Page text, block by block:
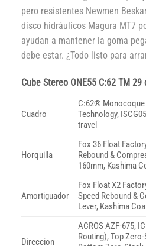
pero resistentes Newmen
disco hidráulicos Magura MT7
ayudan a mantener la goma
debe estar. ¿Todo listo para
Cube Stereo ONE55 C:62 TM 29
Cuadro
C:62® Monocoque
Technology,
travel
Horquilla
Fox 36 Float
Rebound &
160mm, Kashima
Amortiguador
Fox Float X2
Speed Rebound &
Lever, Kashima
Direccion
ACROS AZF-675,
Routing), Top